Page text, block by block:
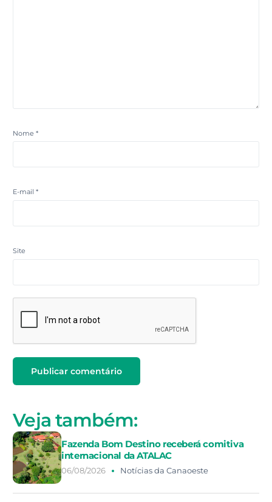
Nome*
E-mail*
Site
Veja também:
Fazenda Bom Destino receberá comitiva
internacional da ATALAC
06/08/2026 Notícias da Canaoeste